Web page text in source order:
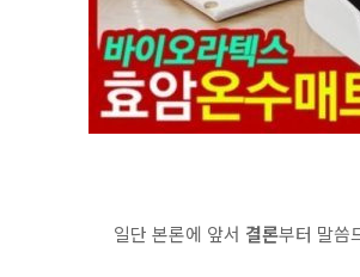
일단 본론에 앞서 결론부터 말씀